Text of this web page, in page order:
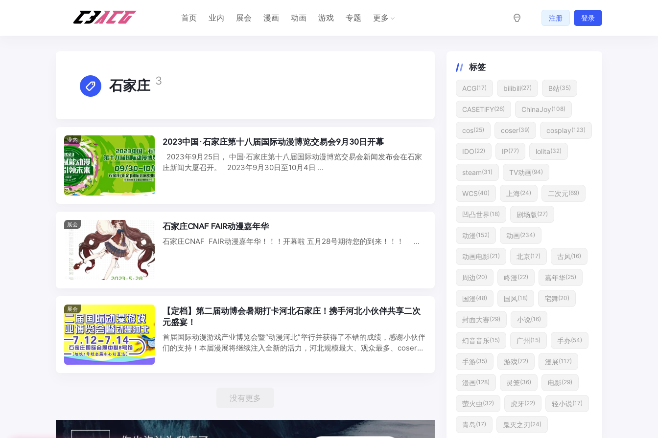
首页 业内 展会 漫画 动画 游戏 专题 更多 注册 登录
石家庄 3
业内 2023中国·石家庄第十八届国际动漫博览交易会9月30日开幕
2023年9月25日， 中国·石家庄第十八届国际动漫博览交易会新闻发布会在石家
庄新闻大厦召开。 2023年9月30日至10月4日 ...
展会 石家庄CNAF FAIR动漫嘉年华
石家庄CNAF FAIR动漫嘉年华！！！开幕啦 五月28号期待您的到来！！！ ...
展会
【定档】第二届动博会暑期打卡河北石家庄！携手河北小伙伴共享二次
元盛宴！
首届国际动漫游戏产业博览会暨“动漫河北”举行并获得了不错的成绩，感谢小伙伴
们的支持！本届漫展将继续注入全新的活力，河北规模最大、观众最多、coser最
没有更多
标签
ACG(17) bilibili(27) B站(35)
CASETiFY(26) ChinaJoy(108)
cos(25) coser(39) cosplay(123)
IDO(22) IP(77) lolita(32)
steam(31) TV动画(94)
WCS(40) 上海(24) 二次元(69)
凹凸世界(18) 剧场版(27)
动漫(152) 动画(234)
动画电影(21) 北京(17) 古风(16)
周边 (20) 咚漫(22) 嘉年华(25)
国漫(48) 国风(18) 宅舞(20)
封面大赛(29) 小说(16)
幻音音乐(15) 广州 (15) 手办(54)
手游(35) 游戏(72) 漫展(117)
漫画(128) 灵笼(36) 电影(29)
萤火虫 (32) 虎牙(22) 轻小说(17)
青岛(17) 鬼灭之刃(24)